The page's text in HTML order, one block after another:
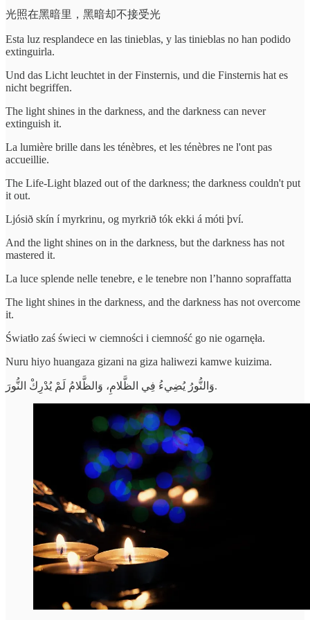
光照在黑暗里，黑暗却不接受光
Esta luz resplandece en las tinieblas, y las tinieblas no han podido
extinguirla.
Und das Licht leuchtet in der Finsternis, und die Finsternis hat es
nicht begriffen.
The light shines in the darkness, and the darkness can never
extinguish it.
La lumière brille dans les ténèbres, et les ténèbres ne l'ont pas
accueillie.
The Life-Light blazed out of the darkness; the darkness couldn't put
it out.
Ljósið skín í myrkrinu, og myrkrið tók ekki á móti því.
And the light shines on in the darkness, but the darkness has not
mastered it.
La luce splende nelle tenebre, e le tenebre non l’hanno sopraffatta
The light shines in the darkness, and the darkness has not overcome
it.
Światło zaś świeci w ciemności i ciemność go nie ogarnęła.
Nuru hiyo huangaza gizani na giza haliwezi kamwe kuizima.
وَالنُّورُ يُضِيءُ فِي الظَّلامِ، وَالظَّلامُ لَمْ يُدْرِكْ النُّورَ.